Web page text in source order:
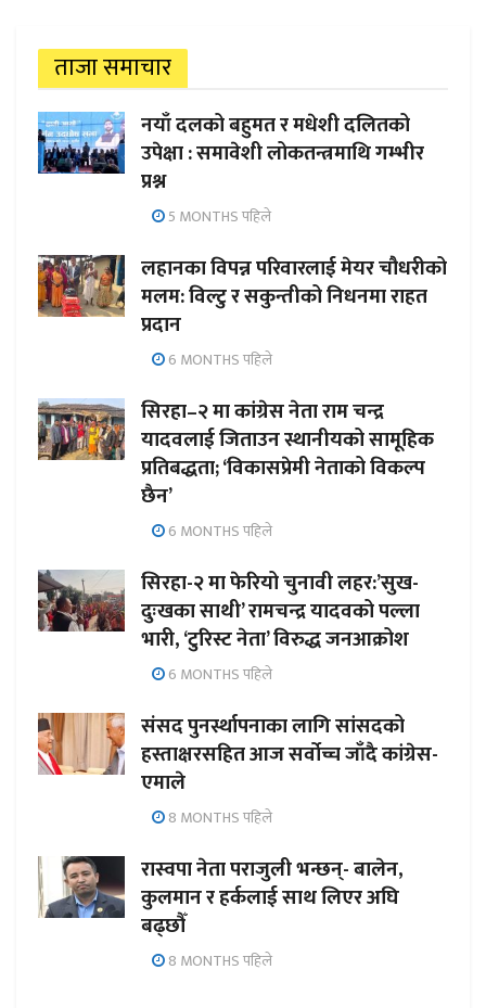
ताजा समाचार
नयाँ दलको बहुमत र मधेशी दलितको
उपेक्षा : समावेशी लोकतन्त्रमाथि गम्भीर
प्रश्न
5 MONTHS पहिले
लहानका विपन्न परिवारलाई मेयर चौधरीको
मलम: विल्टु र सकुन्तीको निधनमा राहत
प्रदान
6 MONTHS पहिले
सिरहा–२ मा कांग्रेस नेता राम चन्द्र
यादवलाई जिताउन स्थानीयको सामूहिक
प्रतिबद्धता; ‘विकासप्रेमी नेताको विकल्प
छैन’
6 MONTHS पहिले
सिरहा-२ मा फेरियो चुनावी लहर:’सुख-
दुःखका साथी’ रामचन्द्र यादवको पल्ला
भारी, ‘टुरिस्ट नेता’ विरुद्ध जनआक्रोश
6 MONTHS पहिले
संसद पुनर्स्थापनाका लागि सांसदको
हस्ताक्षरसहित आज सर्वोच्च जाँदै कांग्रेस-
एमाले
8 MONTHS पहिले
रास्वपा नेता पराजुली भन्छन्- बालेन,
कुलमान र हर्कलाई साथ लिएर अघि
बढ्छौँ
8 MONTHS पहिले